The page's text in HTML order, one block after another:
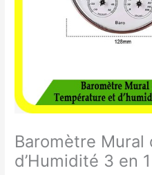
Baromètre
d’Humidité 3 en 1